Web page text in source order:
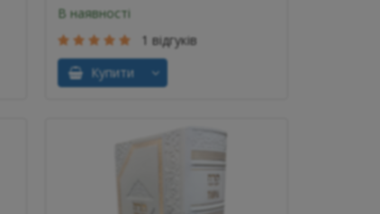
В наявності
1 відгуків
Купити